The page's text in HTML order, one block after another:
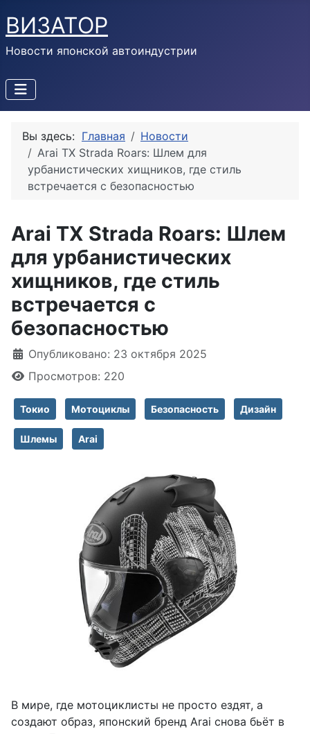
ВИЗАТОР
Новости японской автоиндустрии
Вы здесь: Главная
Новости
Arai TX Strada Roars: Шлем для
урбанистических хищников, где стиль
встречается с безопасностью
Arai TX Strada Roars: Шлем
для урбанистических
хищников, где стиль
встречается с
безопасностью
Информация о материале
Опубликовано: 23 октября 2025
Просмотров: 220
Токио Мотоциклы Безопасность Дизайн
Шлемы Arai
В мире, где мотоциклисты не просто ездят, а
создают образ, японский бренд Arai снова бьёт в